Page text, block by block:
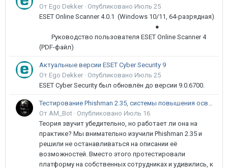
От Ego Dekker · Опубликовано Июль 25
ESET Online Scanner 4.0.1 (Windows 10/11, 64-разрядная)
●
Руководство пользователя ESET Online Scanner 4
(PDF-файл)
Актуальные версии ESET Cyber Security 9
От Ego Dekker · Опубликовано Июль 25
ESET Cyber Security был обновлён до версии 9.0.6700.
Тестирование Phishman 2.35, системы повышения осведомлённости пользователей в сфере ИБ
От AM_Bot · Опубликовано Июль 16
Теория звучит убедительно, но работает ли она на
практике? Мы внимательно изучили Phishman 2.35 и
решили не останавливаться на описании её
возможностей. Вместо этого протестировали
платформу на собственных сотрудниках и удивились, к